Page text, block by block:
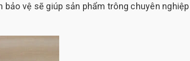
vệ sẽ giúp sản phẩm trông chuyên nghiệp